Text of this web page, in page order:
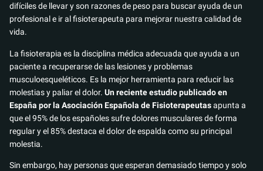
difíciles de llevar y son razones de peso para buscar ayuda de un
profesional e ir al fisioterapeuta para mejorar nuestra calidad de
vida.
La fisioterapia es la disciplina médica adecuada que ayuda a un
paciente a recuperarse de las lesiones y problemas
musculoesqueléticos. Es la mejor herramienta para reducir las
molestias y paliar el dolor. Un reciente estudio publicado en
España por la Asociación Española de Fisioterapeutasapunta a
que el 95% de los españoles sufre dolores musculares de forma
regular y el 85% destaca el dolor de espalda como su principal
molestia.
Sin embargo, hay personas que esperan demasiado tiempo y solo